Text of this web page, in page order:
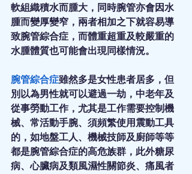
軟組織積水而腫大，同時腕管亦會因水
腫而變厚變窄，兩者相加之下就容易導
致腕管綜合症，而體重超重及較嚴重的
水腫體質也可能會出現同樣情況。
腕管綜合症雖然多是女性患者居多，但
別以為男性就可以避過一劫，中老年及
從事勞動工作，尤其是工作需要控制機
械、常活動手腕、須頻繁使用震動工具
的，如地盤工人、機械技師及廚師等等
都是腕管綜合症的高危族群，此外糖尿
病、心臟病及類風濕性關節炎、痛風者